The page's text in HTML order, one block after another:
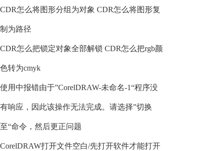
CDR怎么将图形分组为对象 CDR怎么将图形复
制为路径
CDR怎么把锁定对象全部解锁 CDR怎么把rgb颜
色转为cmyk
使用中报错由于”CorelDRAW-未命名-1“程序没
有响应，因此该操作无法完成。请选择”切换
至“命令，然后更正问题
CorelDRAW打开文件空白/先打开软件才能打开